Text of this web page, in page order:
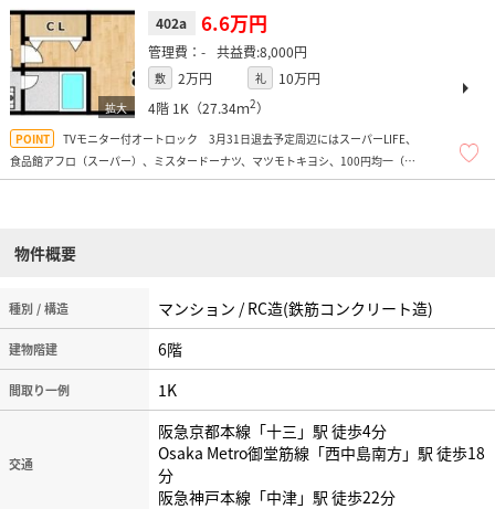
402a 6.6万円
- 8,000円
敷 2万円 礼
10万円
4階 1K（27.34ｍ2）
TVモニター付オートロック 3月31日退去予定周辺にはスーパーLIFE、
食品館アフロ（スーパー）、ミスタードーナツ、マツモトキヨシ、100円均一（キ
ャンドゥ）、コンビニ多数、商店街もあり便利ですよ！
物件概要
種別 / 構造 マンション / RC造(鉄筋コンクリート造)
建物階建 6階
間取り一例 1K
交通
阪急京都本線「十三」駅 徒歩4分
Osaka Metro御堂筋線「西中島南方」駅 徒歩18
分
阪急神戸本線「中津」駅 徒歩22分